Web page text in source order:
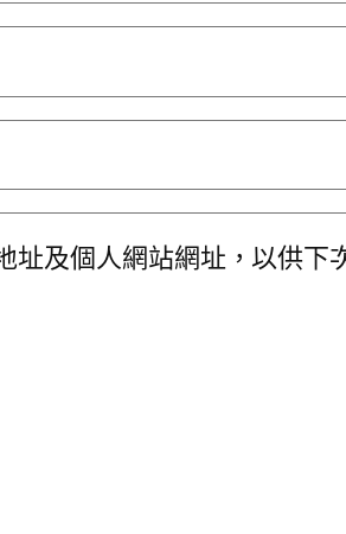
址及個人網站網址，以供下